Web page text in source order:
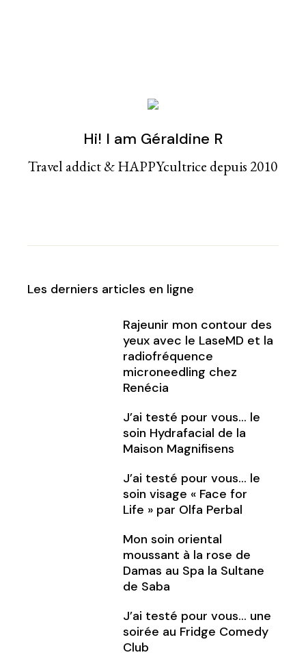
Hi! I am Géraldine R
Travel addict & HAPPYcultrice depuis 2010
Les derniers articles en ligne
Rajeunir mon contour des
yeux avec le LaseMD et la
radiofréquence
microneedling chez
Renécia
J’ai testé pour vous… le
soin Hydrafacial de la
Maison Magnifisens
J’ai testé pour vous… le
soin visage « Face for
Life » par Olfa Perbal
Mon soin oriental
moussant à la rose de
Damas au Spa la Sultane
de Saba
J’ai testé pour vous… une
soirée au Fridge Comedy
Club